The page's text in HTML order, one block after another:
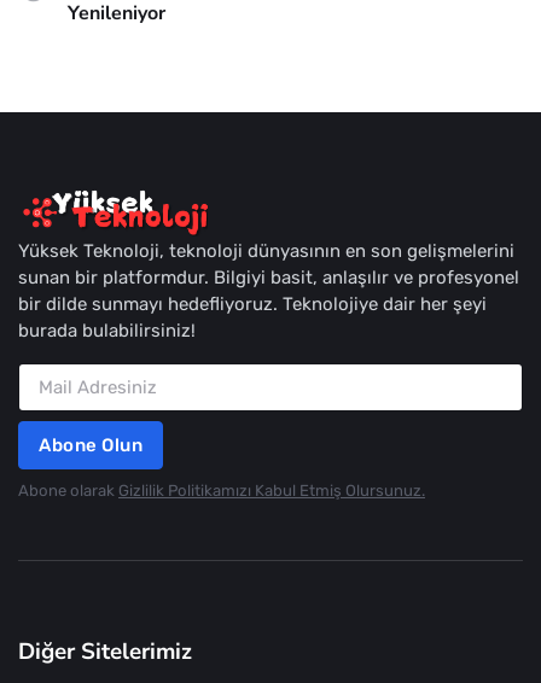
Yenileniyor
Yüksek Teknoloji, teknoloji dünyasının en son gelişmelerini
sunan bir platformdur. Bilgiyi basit, anlaşılır ve profesyonel
bir dilde sunmayı hedefliyoruz. Teknolojiye dair her şeyi
burada bulabilirsiniz!
Abone Olun
Abone olarak Gizlilik Politikamızı Kabul Etmiş Olursunuz.
Diğer Sitelerimiz